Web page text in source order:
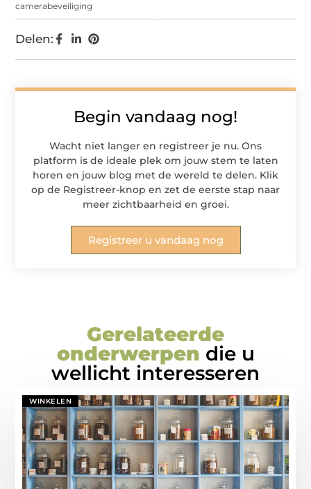
camerabeveiliging
Begin vandaag nog!
Wacht niet langer en registreer je nu. Ons
platform is de ideale plek om jouw stem te laten
horen en jouw blog met de wereld te delen. Klik
op de Registreer-knop en zet de eerste stap naar
meer zichtbaarheid en groei.
Registreer u vandaag nog
Delen:
Gerelateerde
onderwerpen die u
wellicht interesseren
WINKELEN